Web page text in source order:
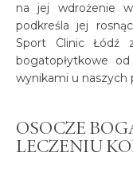
na jej wdrożenie
podkreśla jej
Sport Clinic Łódź
bogatopłytkowe
wynikami u naszych
OSOCZE
LECZENIU